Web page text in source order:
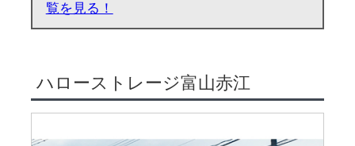
覧を見る！
ハローストレージ富山赤江